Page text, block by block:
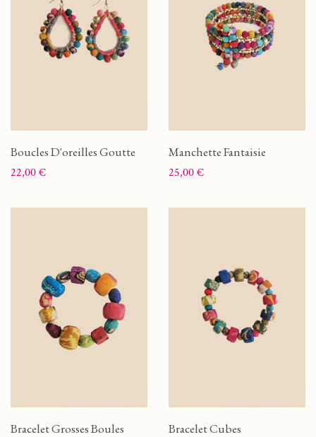
Boucles D'oreilles Goutte
Prix
22,00 €
Manchette Fantaisie
Prix
25,00 €
Bracelet Grosses Boules Bracelet Cubes